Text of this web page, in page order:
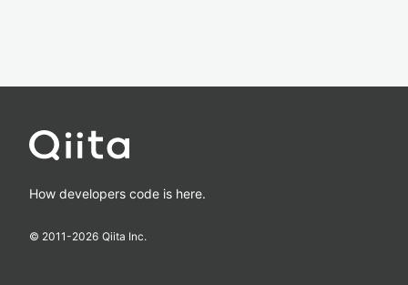
How developers code is here.
© 2011-2026 Qiita Inc.